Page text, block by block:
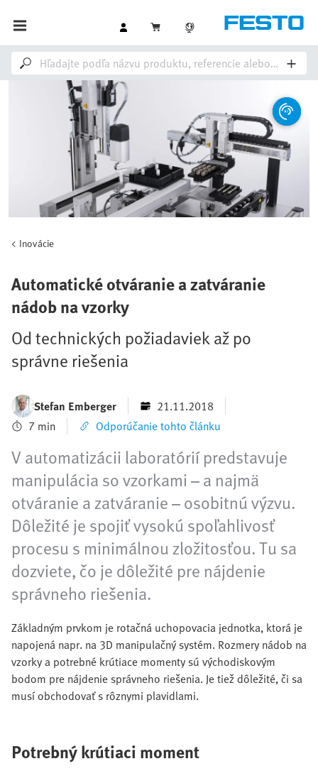
Inovácie
Automatické otváranie a zatváranie
nádob na vzorky
Od technických požiadaviek až po
správne riešenia
Stefan Emberger
21.11.2018
7 min
Odporúčanie tohto článku
V automatizácii laboratórií predstavuje
manipulácia so vzorkami – a najmä
otváranie a zatváranie – osobitnú výzvu.
Dôležité je spojiť vysokú spoľahlivosť
procesu s minimálnou zložitosťou. Tu sa
dozviete, čo je dôležité pre nájdenie
správneho riešenia.
Základným prvkom je rotačná uchopovacia jednotka, ktorá je
napojená napr. na 3D manipulačný systém. Rozmery nádob na
vzorky a potrebné krútiace momenty sú východiskovým
bodom pre nájdenie správneho riešenia. Je tiež dôležité, či sa
musí obchodovať s rôznymi plavidlami.
Potrebný krútiaci moment